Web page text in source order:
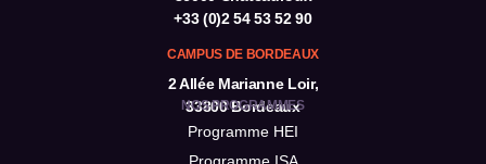
+33 (0)2 54 53 52 90
CAMPUS DE BORDEAUX
2 Allée Marianne Loir,
33800 Bordeaux
NOS PROGRAMMES
Programme HEI